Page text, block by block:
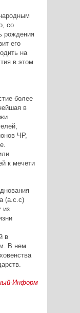
со
рождения
его
на
в этом
более
в
ЧР,
к мечети
(а.с.с)
из
в
В нем
Информ